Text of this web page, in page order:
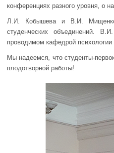
конференциях разного уровня, о
Л.И. Кобышева и В.И. Мищенко
студенческих объединений.
проводимом кафедрой психологии
Мы надеемся, что студенты-
плодотворной работы!